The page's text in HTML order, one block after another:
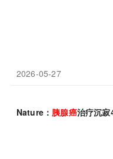
2026-05-27
Nature： 胰腺癌治疗沉